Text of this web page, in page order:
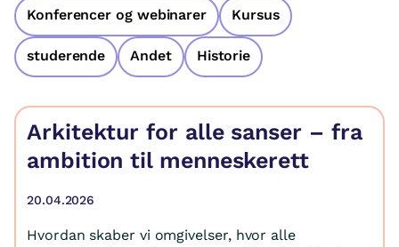
Konferencer og webinarer Kursus
studerende Andet Historie
Arkitektur for alle sanser – fra
ambition til menneskerett
20.04.2026
Hvordan skaber vi omgivelser, hvor alle